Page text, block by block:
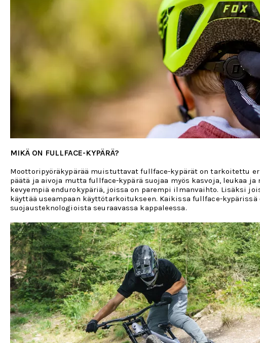
MIKÄ ON FULLFACE-KYPÄRÄ?
Moottoripyöräkypärää muistuttavat fullface-kypärät on tarkoitettu
päätä ja aivoja mutta fullface-kypärä suojaa myös kasvoja, leukaa
kevyempiä endurokypäriä, joissa on parempi ilmanvaihto. Lisäksi
käyttää useampaan käyttötarkoitukseen. Kaikissa fullface-
suojausteknologioista seuraavassa kappaleessa.